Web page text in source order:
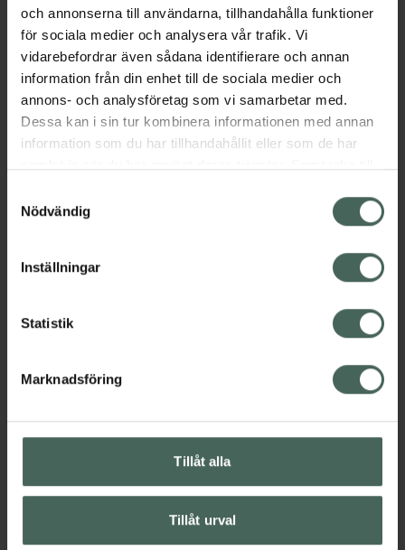
och annonserna till användarna, tillhandahålla funktioner
för sociala medier och analysera vår trafik. Vi
vidarebefordrar även sådana identifierare och annan
information från din enhet till de sociala medier och
annons- och analysföretag som vi samarbetar med.
Dessa kan i sin tur kombinera informationen med annan
information som du har tillhandahållit eller som de har
återkalla ditt samtycke via webbplatsens
cookieinställningar. Ett återkallat samtycke påverkar inte
lagligheten av behandling som skett innan återkallelsen.
Nödvändig
Inställningar
Statistik
Marknadsföring
Tillåt alla
Tillåt urval
över 40 års erfarenhet av att utveckla,
tillverka och testa alla sina rakhyvlar
garanterar BIC enastående kvalitet och bra
värde.
Jämförpris 23,25 kr/st
EAN:03086123680180
Hudvård
Rakning och hårborttagning
Omdömen Visa
Visa
Upptäck flera produkter inom
Rakblad